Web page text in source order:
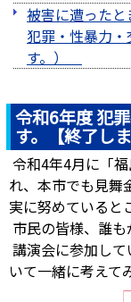
被害に遭ったと
犯罪・性暴力
す。）
令和6年度 犯
す。【終了しま
令和4年4月に「
れ、本市でも見舞
実に努めていると
市民の皆様、誰も
講演会に参加し
いて一緒に考えて